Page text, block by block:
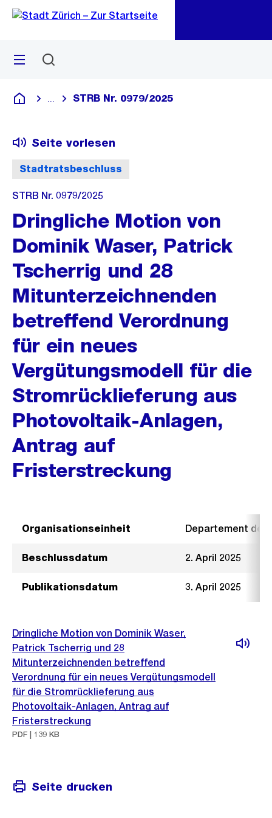
Navigation
Sprunglink
Menü
Deutsch
Blende alle Breadcrumbs ein
STRB Nr. 0979/2025
Stadtratsbeschluss
Seite vorlesen
STRB Nr. 0979/2025
Dringliche Motion von
Dominik Waser, Patrick
Tscherrig und 28
Mitunterzeichnenden
betreffend Verordnung
für ein neues
Vergütungsmodell für die
Stromrücklieferung aus
Photovoltaik-Anlagen,
Antrag auf
Fristerstreckung
Organisationseinheit Departement der
Beschlussdatum 2. April 2025
Publikationsdatum 3. April 2025
Dringliche Motion von Dominik Waser,
Patrick Tscherrig und 28
Mitunterzeichnenden betreffend
Verordnung für ein neues Vergütungsmodell
für die Stromrücklieferung aus
Photovoltaik-Anlagen, Antrag auf
Fristerstreckung
PDF | 139 KB
Seite drucken